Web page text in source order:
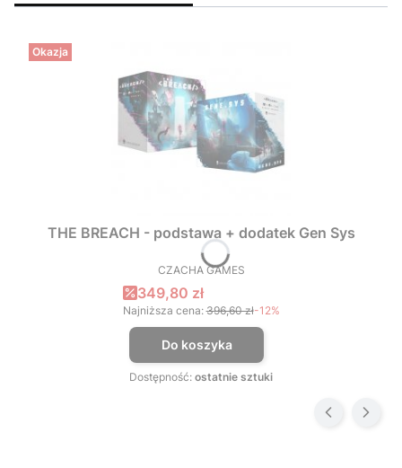
Okazja
THE BREACH - podstawa + dodatek Gen Sys
PRODUCENT
CZACHA GAMES
Cena promocyjna
349,80 zł
Najniższa cena: 396,60 zł-12%
Do koszyka
Dostępność: ostatnie sztuki